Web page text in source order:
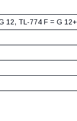
12, TL-774 F = G 12+